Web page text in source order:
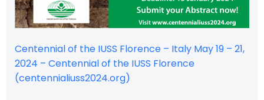
Centennial of the IUSS Florence – Italy May 19 – 21,
2024 – Centennial of the IUSS Florence
(centennialiuss2024.org)